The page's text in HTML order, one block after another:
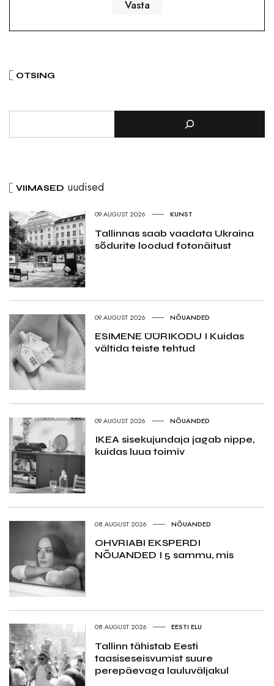
OTSING
VIIMASED uudised
09.AUGUST 2026 KUNST
Tallinnas saab vaadata Ukraina
sõdurite loodud fotonäitust
09.AUGUST 2026 NÕUANDED
ESIMENE ÜÜRIKODU I Kuidas
vältida teiste tehtud
09.AUGUST 2026 NÕUANDED
IKEA sisekujundaja jagab nippe,
kuidas luua toimiv
08.AUGUST 2026 NÕUANDED
OHVRIABI EKSPERDI
NÕUANDED I 5 sammu, mis
08.AUGUST 2026 EESTI ELU
Tallinn tähistab Eesti
taasiseseisvumist suure
perepäevaga lauluväljakul